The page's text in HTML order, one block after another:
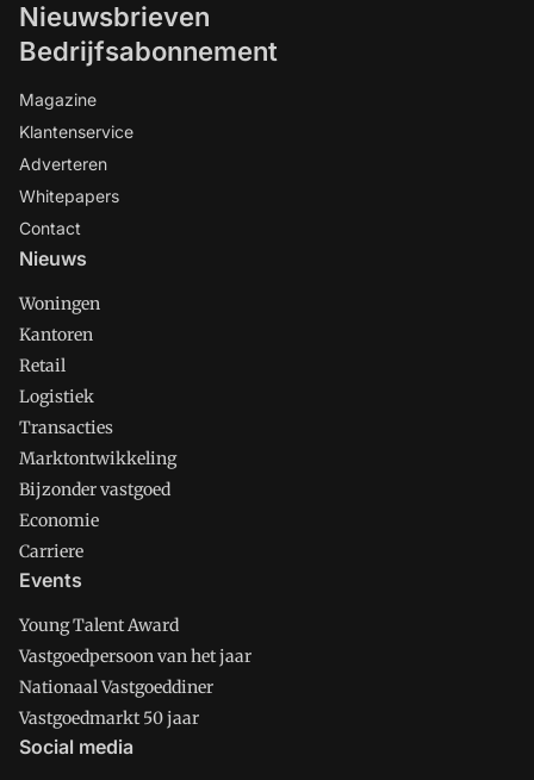
Nieuwsbrieven
Bedrijfsabonnement
Magazine
Klantenservice
Adverteren
Whitepapers
Contact
Nieuws
Woningen
Kantoren
Retail
Logistiek
Transacties
Marktontwikkeling
Bijzonder vastgoed
Economie
Carriere
Events
Young Talent Award
Vastgoedpersoon van het jaar
Nationaal Vastgoeddiner
Vastgoedmarkt 50 jaar
Social media